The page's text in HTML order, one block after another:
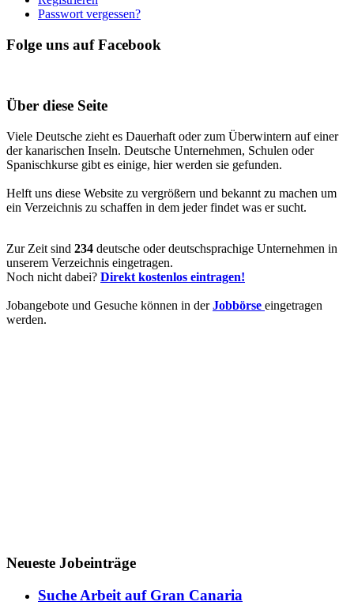
Passwort vergessen?
Folge uns auf Facebook
Über diese Seite
Viele Deutsche zieht es Dauerhaft oder zum Überwintern auf einer
der kanarischen Inseln. Deutsche Unternehmen, Schulen oder
Spanischkurse gibt es einige, hier werden sie gefunden.
Helft uns diese Website zu vergrößern und bekannt zu machen um
ein Verzeichnis zu schaffen in dem jeder findet was er sucht.
Zur Zeit sind 234 deutsche oder deutschsprachige Unternehmen in
unserem Verzeichnis eingetragen.
Noch nicht dabei? Direkt kostenlos eintragen!
Jobangebote und Gesuche können in derJobbörse eingetragen
werden.
Neueste Jobeinträge
Suche Arbeit auf Gran Canaria